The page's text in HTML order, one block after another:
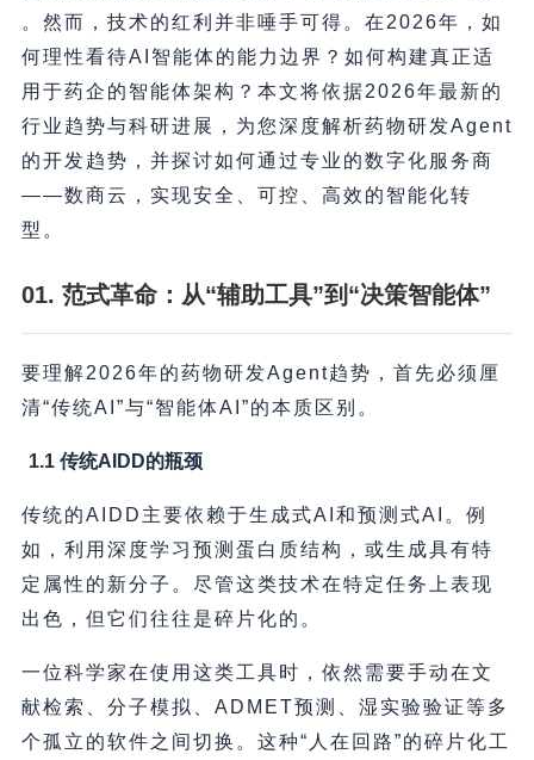
。然而，技术的红利并非唾手可得。在2026年，如
何理性看待AI智能体的能力边界？如何构建真正适
用于药企的智能体架构？本文将依据2026年最新的
行业趋势与科研进展，为您深度解析药物研发Agent
的开发趋势，并探讨如何通过专业的数字化服务商
——数商云，实现安全、可控、高效的智能化转
型。
01. 范式革命：从“辅助工具”到“决策智能体”
要理解2026年的药物研发Agent趋势，首先必须厘
清“传统AI”与“智能体AI”的本质区别。
1.1 传统AIDD的瓶颈
传统的AIDD主要依赖于生成式AI和预测式AI。例
如，利用深度学习预测蛋白质结构，或生成具有特
定属性的新分子。尽管这类技术在特定任务上表现
出色，但它们往往是碎片化的。
一位科学家在使用这类工具时，依然需要手动在文
献检索、分子模拟、ADMET预测、湿实验验证等多
个孤立的软件之间切换。这种“人在回路”的碎片化工